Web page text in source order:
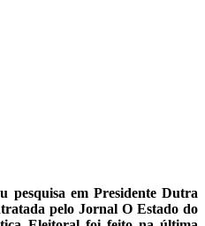
pesquisa em Presidente Dutra
pelo Jornal O Estado do